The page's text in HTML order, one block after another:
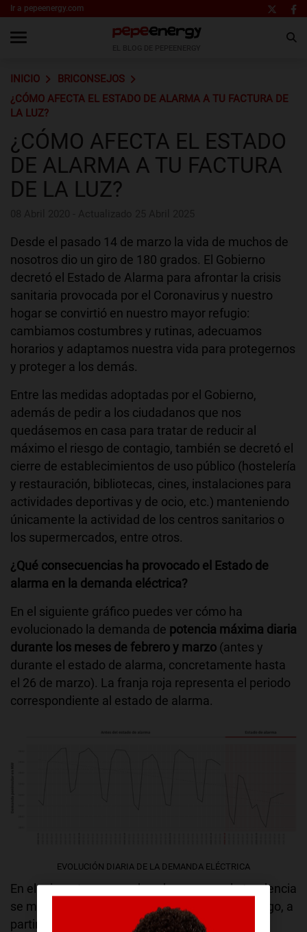
Ir a pepeenergy.com
INICIO
BRICONSEJOS
¿CÓMO AFECTA EL ESTADO DE ALARMA A TU FACTURA DE
LA LUZ?
¿CÓMO AFECTA EL ESTADO
DE ALARMA A TU FACTURA
DE LA LUZ?
Desde el pasado 14 de marzo la vida de muchos de
nosotros dio un giro de 180 grados. El Gobierno
decretó el Estado de Alarma para afrontar la crisis
sanitaria provocada por el Coronavirus y nuestro
hogar se convirtió en nuestro mayor refugio:
cambiamos costumbres y rutinas, adecuamos
horarios y adaptamos nuestra vida para protegernos
y proteger a los demás.
Entre las medidas adoptadas por el Gobierno,
además de pedir a los ciudadanos que nos
quedásemos en casa para tratar de reducir al
máximo el riesgo de contagio, también se decretó el
cierre de establecimientos de uso público (hostelería
y restauración, bibliotecas, cines, instalaciones para
actividades deportivas y de ocio, etc.) manteniendo
únicamente la actividad de los centros sanitarios o
los supermercados, entre otros.
¿Qué consecuencias ha provocado el Estado de
alarma en la demanda eléctrica?
En el siguiente gráfico puedes ver cómo ha
evolucionado la demanda de potencia máxima diaria
durante los meses de febrero y marzo (antes y
durante el estado de alarma, concretamente hasta
el 26 de marzo). La franja roja representa el periodo
correspondiente al estado de alarma.
EVOLUCIÓN DIARIA DE LA DEMANDA ELÉCTRICA
En el primer tramo puedes observar que la tendencia
se mantiene constante en el tiempo. Sin embargo, a
partir de la activación del Estado de Alarma, el